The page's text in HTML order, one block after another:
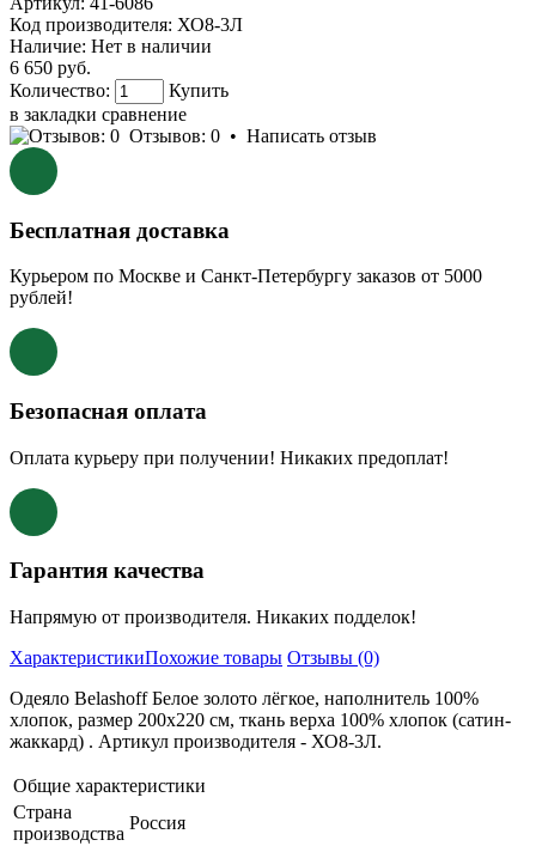
Код производителя: ХО8-3Л
Наличие: Нет в наличии
6 650 руб.
Количество:
Купить
в закладки сравнение
Отзывов: 0 • Написать отзыв
Бесплатная доставка
Курьером по Москве и Санкт-Петербургу заказов от 5000
рублей!
Безопасная оплата
Оплата курьеру при получении! Никаких предоплат!
Гарантия качества
Напрямую от производителя. Никаких подделок!
ХарактеристикиПохожие товары Отзывы (0)
Одеяло Belashoff Белое золото лёгкое, наполнитель 100%
хлопок, размер 200х220 см, ткань верха 100% хлопок (сатин-
жаккард) . Артикул производителя - ХО8-3Л.
Общие характеристики
Страна
производства
Россия